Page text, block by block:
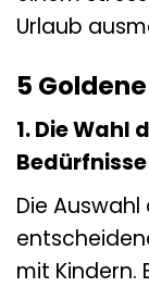
Urlaub
5
1. Die Wahl
Die
mit Kindern.